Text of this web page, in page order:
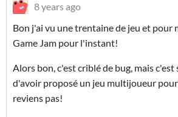
8 years ago
Bon j'ai vu une trentaine de jeu et pour
Game Jam pour l'instant!
Alors bon, c'est criblé de bug, mais
d'avoir proposé un jeu multijoueur pour
reviens pas!